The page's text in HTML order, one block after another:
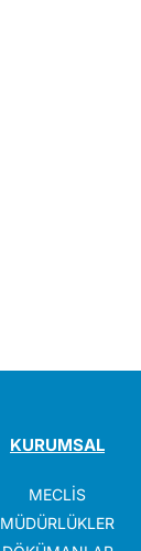
KURUMSAL
MECLİS
MÜDÜRLÜKLER